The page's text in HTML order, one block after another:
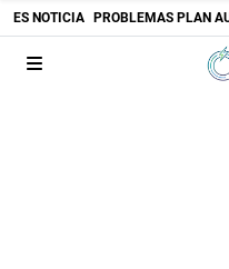
ES NOTICIA PROBLEMAS PLAN